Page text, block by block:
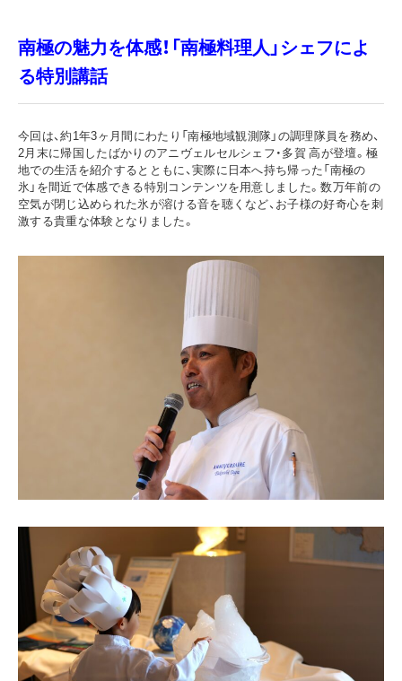
南極の魅力を体感！「南極料理人」シェフによ
る特別講話
今回は、約1年3ヶ月間にわたり「南極地域観測隊」の調理隊員を務め、
2月末に帰国したばかりのアニヴェルセルシェフ・多賀 高が登壇。極
地での生活を紹介するとともに、実際に日本へ持ち帰った「南極の
氷」を間近で体感できる特別コンテンツを用意しました。数万年前の
空気が閉じ込められた氷が溶ける音を聴くなど、お子様の好奇心を刺
激する貴重な体験となりました。